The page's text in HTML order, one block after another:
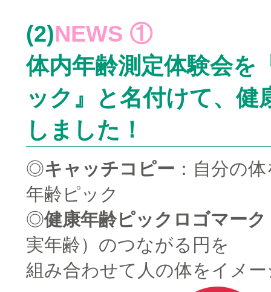
(2)NEWS ①
体内年齢測定体験会を
ック 』と名付けて、健
しました！
◎キャッチコピー ：自分の
年齢ピック
◎健康年齢ピックロゴマーク
実年齢）のつながる円を
組み合わせて人の体をイメ